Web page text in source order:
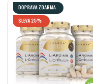
DOPRAVA ZDARMA
SLEVA 25%